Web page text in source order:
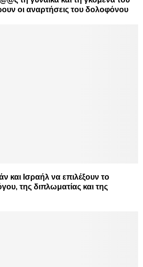
οι αναρτήσεις του δολοφόνου
και Ισραήλ να επιλέξουν το
της διπλωματίας και της